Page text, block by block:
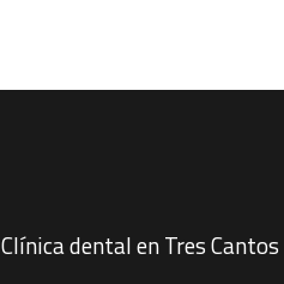
Clínica dental en Tres Cantos